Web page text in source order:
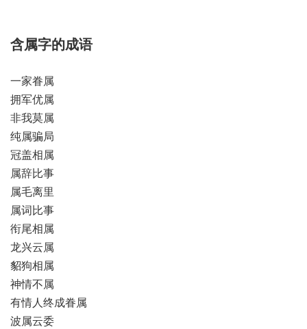
含属字的成语
一家眷属
拥军优属
非我莫属
纯属骗局
冠盖相属
属辞比事
属毛离里
属词比事
衔尾相属
龙兴云属
貂狗相属
神情不属
有情人终成眷属
波属云委